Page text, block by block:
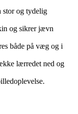
stor og tydelig
og sikrer jævn
både på væg og i
lærredet ned og